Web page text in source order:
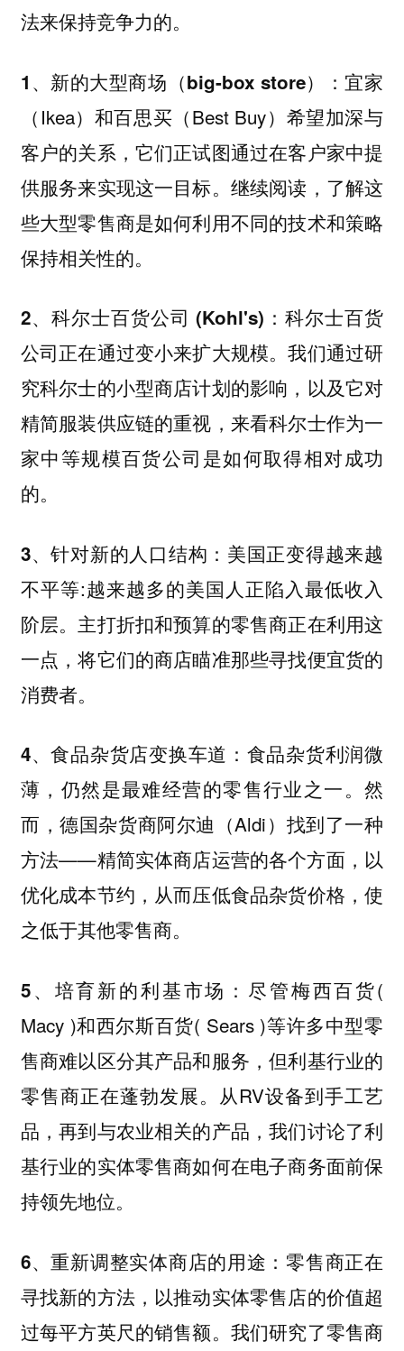
法来保持竞争力的。
1、新的大型商场（big-box store）
：宜家
（Ikea）和百思买（Best Buy）希望加深与
客户的关系，它们正试图通过在客户家中提
供服务来实现这一目标。继续阅读，了解这
些大型零售商是如何利用不同的技术和策略
保持相关性的。
2、科尔士百货公司 (Kohl's) ：科尔士百货
公司正在通过变小来扩大规模。我们通过研
究科尔士的小型商店计划的影响，以及它对
精简服装供应链的重视，来看科尔士作为一
家中等规模百货公司是如何取得相对成功
的。
3、针对新的人口结构 ：美国正变得越来越
不平等:越来越多的美国人正陷入最低收入
阶层。主打折扣和预算的零售商正在利用这
一点，将它们的商店瞄准那些寻找便宜货的
消费者。
4、食品杂货店变换车道 ：食品杂货利润微
薄，仍然是最难经营的零售行业之一。然
而，德国杂货商阿尔迪（Aldi）找到了一种
方法——精简实体商店运营的各个方面，以
优化成本节约，从而压低食品杂货价格，使
之低于其他零售商。
5、培育新的利基市场 ：尽管梅西百货(
Macy )和西尔斯百货( Sears )等许多中型零
售商难以区分其产品和服务，但利基行业的
零售商正在蓬勃发展。从RV设备到手工艺
品，再到与农业相关的产品，我们讨论了利
基行业的实体零售商如何在电子商务面前保
持领先地位。
6、重新调整实体商店的用途 ：零售商正在
寻找新的方法，以推动实体零售店的价值超
过每平方英尺的销售额。我们研究了零售商